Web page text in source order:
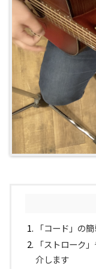
「コード」の
「ストローク
介します